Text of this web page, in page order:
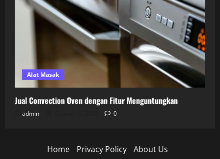
Alat Masak
Jual Convection Oven dengan Fitur Menguntungkan
admin 0
Home Privacy Policy About Us